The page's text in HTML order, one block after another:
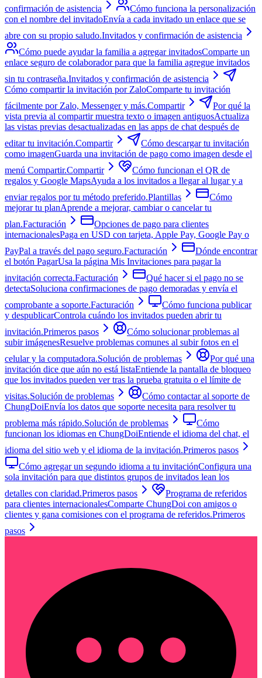
confirmación de asistencia
Cómo funciona la personalización
con el nombre del invitadoEnvía a cada invitado un enlace que se
abre con su propio saludo.Invitados y confirmación de asistencia
Cómo puede ayudar la familia a agregar invitadosComparte un
enlace seguro de colaborador para que la familia agregue invitados
sin tu contraseña.Invitados y confirmación de asistencia
Cómo compartir la invitación por ZaloComparte tu invitación
fácilmente por Zalo, Messenger y más.Compartir
Por qué la
vista previa al compartir muestra texto o imagen antiguosActualiza
las vistas previas desactualizadas en las apps de chat después de
editar tu invitación.Compartir
Cómo descargar tu invitación
como imagenGuarda una invitación de pago como imagen desde el
menú Compartir.Compartir
Cómo funcionan el QR de
regalos y Google MapsAyuda a los invitados a llegar al lugar y a
enviar regalos por tu método preferido.Plantillas
Cómo
mejorar tu planAprende a mejorar, cambiar o cancelar tu
plan.Facturación
Opciones de pago para clientes
internacionalesPaga en USD con tarjeta, Apple Pay, Google Pay o
PayPal a través del pago seguro.Facturación
Dónde encontrar
el botón PagarUsa la página Mis Invitaciones para pagar la
invitación correcta.Facturación
Qué hacer si el pago no se
detectaSoluciona confirmaciones de pago demoradas y envía el
comprobante a soporte.Facturación
Cómo funciona publicar
y despublicarControla cuándo los invitados pueden abrir tu
invitación.Primeros pasos
Cómo solucionar problemas al
subir imágenesResuelve problemas comunes al subir fotos en el
celular y la computadora.Solución de problemas
Por qué una
invitación dice que aún no está listaEntiende la pantalla de bloqueo
que los invitados pueden ver tras la prueba gratuita o el límite de
visitas.Solución de problemas
Cómo contactar al soporte de
ChungDoiEnvía los datos que soporte necesita para resolver tu
problema más rápido.Solución de problemas
Cómo
funcionan los idiomas en ChungDoiEntiende el idioma del chat, el
idioma del sitio web y el idioma de la invitación.Primeros pasos
Cómo agregar un segundo idioma a tu invitaciónConfigura una
sola invitación para que distintos grupos de invitados lean los
detalles con claridad.Primeros pasos
Programa de referidos
para clientes internacionalesComparte ChungDoi con amigos o
clientes y gana comisiones con el programa de referidos.Primeros
pasos